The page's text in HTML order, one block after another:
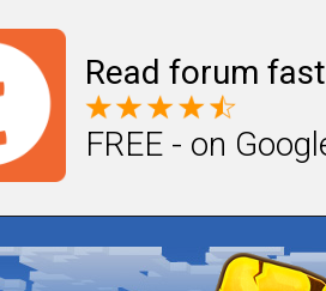
Read forum
FREE - on